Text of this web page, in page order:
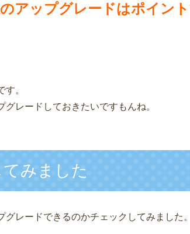
アップグレードはポイン
。
レードしておきたいですもんね。
みました
グレードできるのかチェックしてみました。